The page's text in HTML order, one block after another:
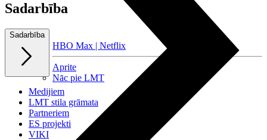
HBO Max | Netflix
Aprite
Nāc pie LMT
Sadarbība
Sadarbība
Medijiem
LMT stila grāmata
Partneriem
ES projekti
VIKI